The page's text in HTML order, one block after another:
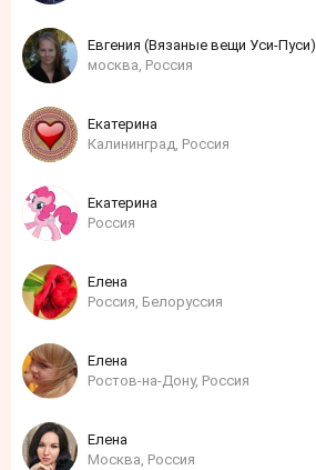
Евгения (Вязаные вещи Уси-Пуси)
москва, Россия
Екатерина
Калининград, Россия
Екатерина
Россия
Елена
Россия, Белоруссия
Елена
Ростов-на-Дону, Россия
Елена
Москва, Россия